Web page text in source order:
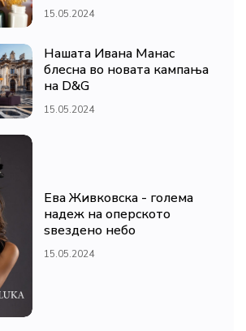
15.05.2024
Нашата Ивана Манас
блесна во новата кампања
на D&G
15.05.2024
Ева Живковска - голема
надеж на оперското
ѕвездено небо
15.05.2024